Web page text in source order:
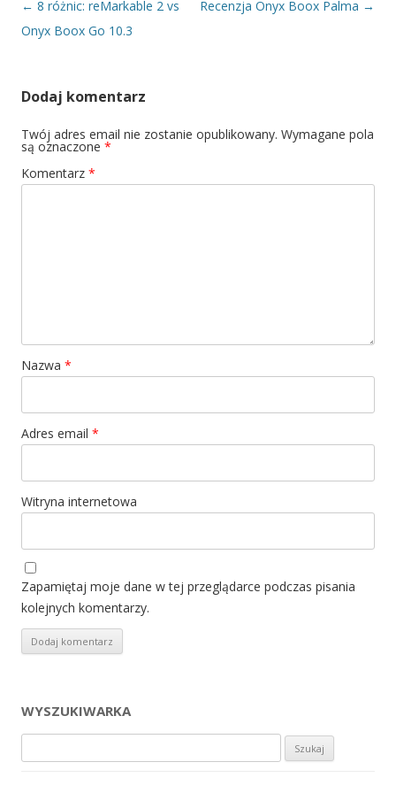
Nawigacja wpisu
← 8 różnic: reMarkable 2 vs
Onyx Boox Go 10.3
Recenzja Onyx Boox Palma →
Dodaj komentarz
Twój adres email nie zostanie opublikowany. Wymagane pola
są oznaczone *
Komentarz *
Nazwa *
Adres email *
Witryna internetowa
Zapamiętaj moje dane w tej przeglądarce podczas pisania
kolejnych komentarzy.
WYSZUKIWARKA